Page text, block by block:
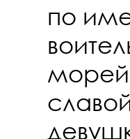
по
морей